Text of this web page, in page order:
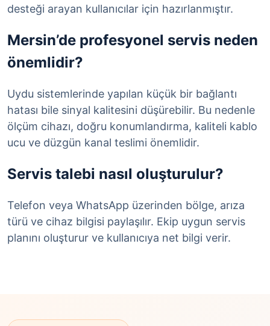
desteği arayan kullanıcılar için hazırlanmıştır.
Mersin’de profesyonel servis neden
önemlidir?
Uydu sistemlerinde yapılan küçük bir bağlantı
hatası bile sinyal kalitesini düşürebilir. Bu nedenle
ölçüm cihazı, doğru konumlandırma, kaliteli kablo
ucu ve düzgün kanal teslimi önemlidir.
Servis talebi nasıl oluşturulur?
Telefon veya WhatsApp üzerinden bölge, arıza
türü ve cihaz bilgisi paylaşılır. Ekip uygun servis
planını oluşturur ve kullanıcıya net bilgi verir.